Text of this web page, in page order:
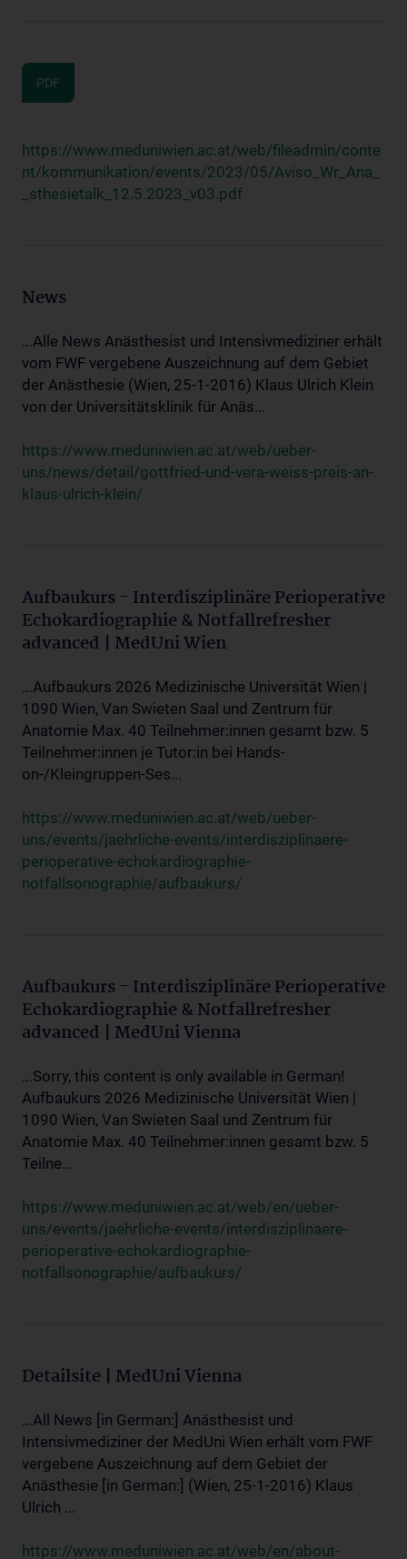
PDF
https://www.meduniwien.ac.at/web/fileadmin/conte
nt/kommunikation/events/2023/05/Aviso_Wr_Ana_
_sthesietalk_12.5.2023_v03.pdf
News
...Alle News Anästhesist und Intensivmediziner erhält
vom FWF vergebene Auszeichnung auf dem Gebiet
der Anästhesie (Wien, 25-1-2016) Klaus Ulrich Klein
von der Universitätsklinik für Anäs...
https://www.meduniwien.ac.at/web/ueber-
uns/news/detail/gottfried-und-vera-weiss-preis-an-
klaus-ulrich-klein/
Aufbaukurs - Interdisziplinäre Perioperative
Echokardiographie & Notfallrefresher
advanced | MedUni Wien
...Aufbaukurs 2026 Medizinische Universität Wien |
1090 Wien, Van Swieten Saal und Zentrum für
Anatomie Max. 40 Teilnehmer:innen gesamt bzw. 5
Teilnehmer:innen je Tutor:in bei Hands-
on-/Kleingruppen-Ses...
https://www.meduniwien.ac.at/web/ueber-
uns/events/jaehrliche-events/interdisziplinaere-
perioperative-echokardiographie-
notfallsonographie/aufbaukurs/
Aufbaukurs - Interdisziplinäre Perioperative
Echokardiographie & Notfallrefresher
advanced | MedUni Vienna
...Sorry, this content is only available in German!
Aufbaukurs 2026 Medizinische Universität Wien |
1090 Wien, Van Swieten Saal und Zentrum für
Anatomie Max. 40 Teilnehmer:innen gesamt bzw. 5
Teilne...
https://www.meduniwien.ac.at/web/en/ueber-
uns/events/jaehrliche-events/interdisziplinaere-
perioperative-echokardiographie-
notfallsonographie/aufbaukurs/
Detailsite | MedUni Vienna
...All News [in German:] Anästhesist und
Intensivmediziner der MedUni Wien erhält vom FWF
vergebene Auszeichnung auf dem Gebiet der
Anästhesie [in German:] (Wien, 25-1-2016) Klaus
Ulrich ...
https://www.meduniwien.ac.at/web/en/about-